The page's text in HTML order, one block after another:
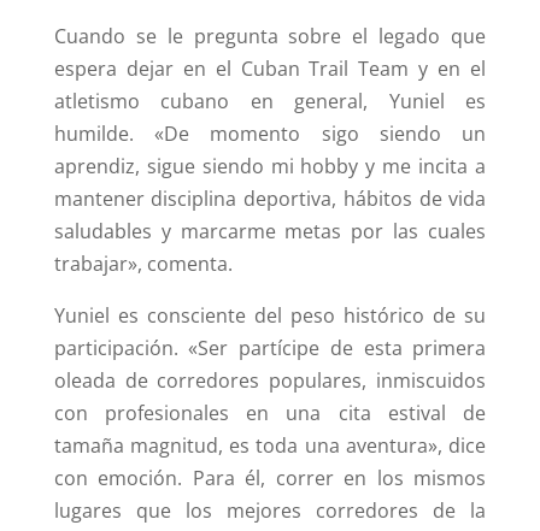
Cuando se le pregunta sobre el legado que
espera dejar en el Cuban Trail Team y en el
atletismo cubano en general, Yuniel es
humilde. «De momento sigo siendo un
aprendiz, sigue siendo mi hobby y me incita a
mantener disciplina deportiva, hábitos de vida
saludables y marcarme metas por las cuales
trabajar», comenta.
Yuniel es consciente del peso histórico de su
participación. «Ser partícipe de esta primera
oleada de corredores populares, inmiscuidos
con profesionales en una cita estival de
tamaña magnitud, es toda una aventura», dice
con emoción. Para él, correr en los mismos
lugares que los mejores corredores de la